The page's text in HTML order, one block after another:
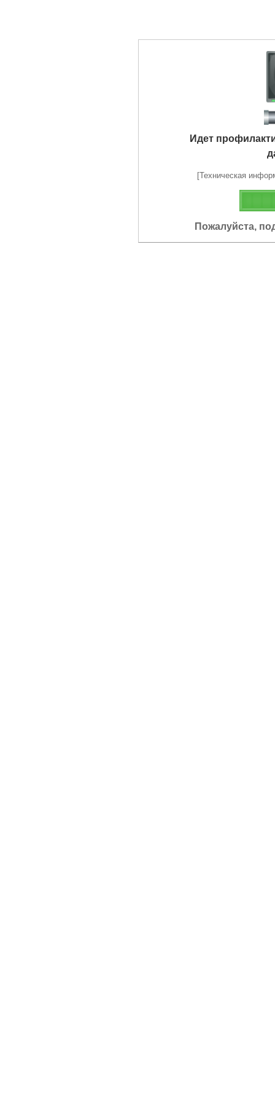
Идет
[Техническая
Пожалуйста,